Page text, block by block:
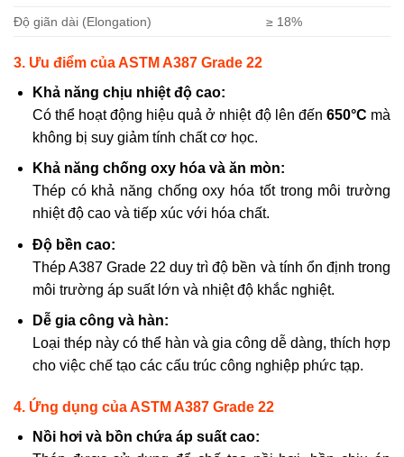
Độ giãn dài (Elongation) ≥ 18%
3. Ưu điểm của ASTM A387 Grade 22
Khả năng chịu nhiệt độ cao:
Có thể hoạt động hiệu quả ở nhiệt độ lên đến 650°C mà
không bị suy giảm tính chất cơ học.
Khả năng chống oxy hóa và ăn mòn:
Thép có khả năng chống oxy hóa tốt trong môi trường
nhiệt độ cao và tiếp xúc với hóa chất.
Độ bền cao:
Thép A387 Grade 22 duy trì độ bền và tính ổn định trong
môi trường áp suất lớn và nhiệt độ khắc nghiệt.
Dễ gia công và hàn:
Loại thép này có thể hàn và gia công dễ dàng, thích hợp
cho việc chế tạo các cấu trúc công nghiệp phức tạp.
4. Ứng dụng của ASTM A387 Grade 22
Nồi hơi và bồn chứa áp suất cao: